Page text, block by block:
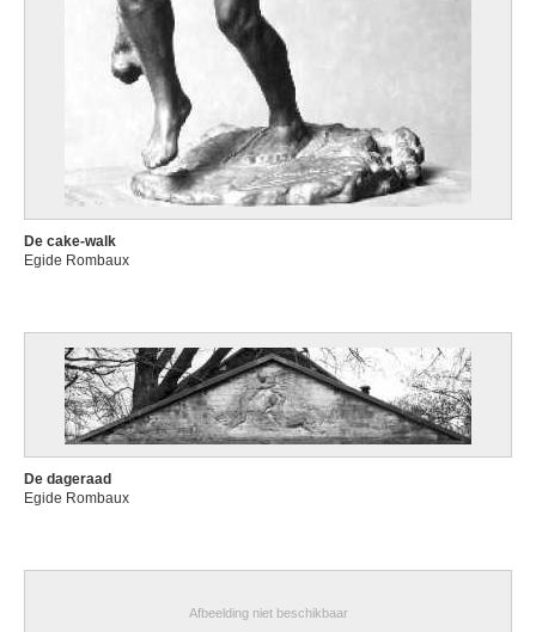
De cake-walk
Egide Rombaux
De dageraad
Egide Rombaux
Afbeelding niet beschikbaar